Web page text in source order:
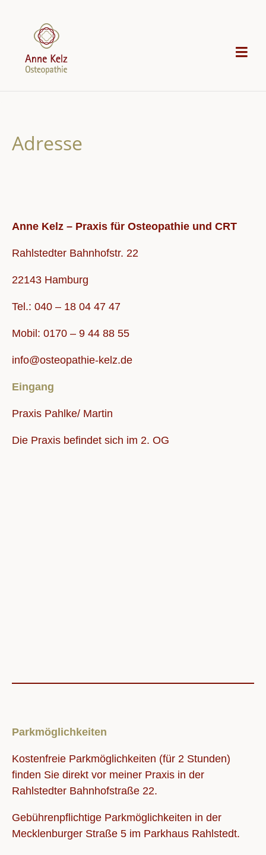
content
Adresse
Anne Kelz – Praxis für Osteopathie und CRT
Rahlstedter Bahnhofstr. 22
22143 Hamburg
Tel.: 040 – 18 04 47 47
Mobil: 0170 – 9 44 88 55
info@osteopathie-kelz.de
Eingang
Praxis Pahlke/ Martin
Die Praxis befindet sich im 2. OG
Parkmöglichkeiten
Kostenfreie Parkmöglichkeiten (für 2 Stunden)
finden Sie direkt vor meiner Praxis in der
Rahlstedter Bahnhofstraße 22.
Gebührenpflichtige Parkmöglichkeiten in der
Mecklenburger Straße 5 im Parkhaus Rahlstedt.